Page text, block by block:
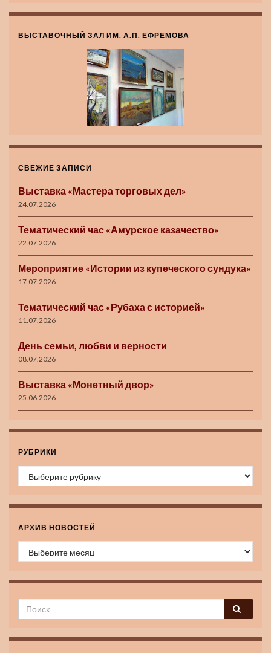
ВЫСТАВОЧНЫЙ ЗАЛ ИМ. А.П. ЕФРЕМОВА
СВЕЖИЕ ЗАПИСИ
Выставка «Мастера торговых дел»
24.07.2026
Тематический час «Амурское казачество»
22.07.2026
Мероприятие «Истории из купеческого сундука»
17.07.2026
Тематический час «Рубаха с историей»
11.07.2026
День семьи, любви и верности
08.07.2026
Выставка «Монетный двор»
25.06.2026
РУБРИКИ
Рубрики
АРХИВ НОВОСТЕЙ
Архив новостей